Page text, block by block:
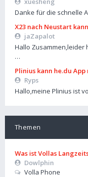
Danke für die schnelle
X23 nach Neustart
jaZapalot
Hallo Zusammen,leider
…
Plinius kann he.du
Ryps
Hallo,meine Plinius ist
Themen
Was ist Vollas
Dowlphin
Volla Phone